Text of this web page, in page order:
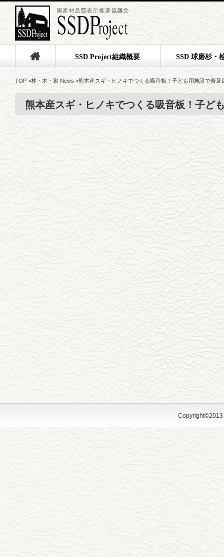
SSD Project組織概要 SSD 球磨杉・
TOP >林・木・家 News >熊本産スギ・ヒノキでつくる吸音板！子ども用施設で普及
熊本産スギ・ヒノキでつくる吸音板！子ど
Copyright©2013